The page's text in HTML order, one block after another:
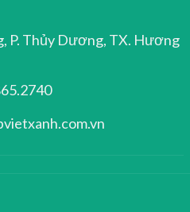
P. Thủy Dương, TX. Hương